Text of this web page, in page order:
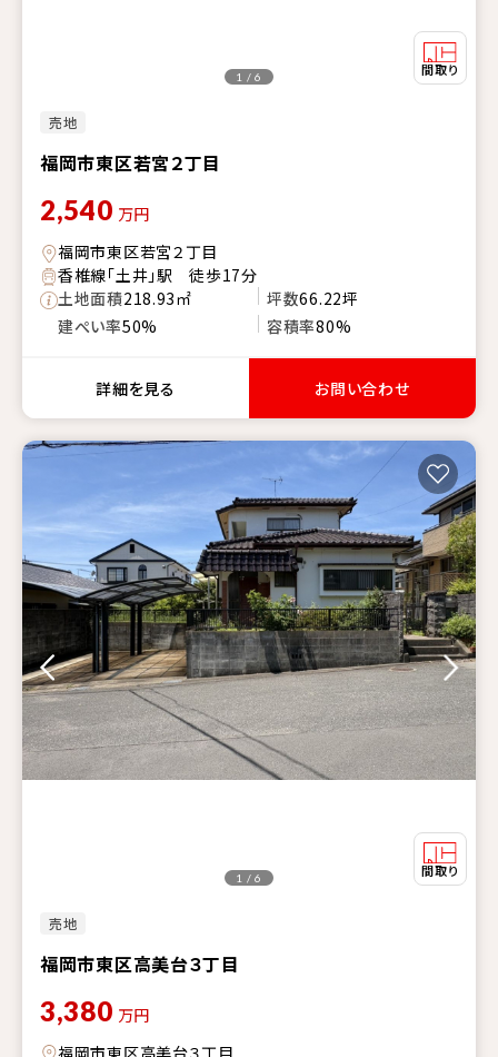
売地
福岡市東区若宮２丁目
1 / 6
2,540 万円
福岡市東区若宮２丁目
香椎線「土井」駅 徒歩17分
土地面積218.93㎡ 坪数66.22坪
建ぺい率50% 容積率80%
詳細を見る お問い合わせ
売地
福岡市東区高美台３丁目
1 / 6
3,380 万円
福岡市東区高美台３丁目